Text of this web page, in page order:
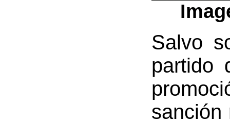
Salvo
partido
sanción